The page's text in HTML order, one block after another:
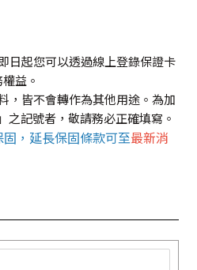
日起您可以透過線上登錄保證卡
益。
，皆不會轉作為其他用途。為加
」之記號者，敬請務必正確填寫。
，延長保固條款可至最新消